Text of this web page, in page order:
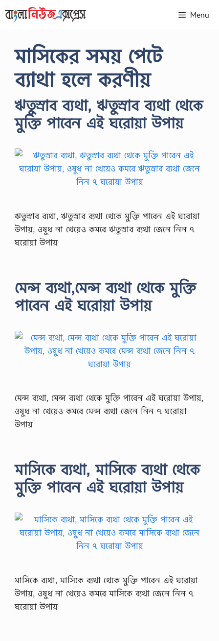
to
Menu
মাসিকের সময় পেটে
ব্যাথা হলে করণীয়
ঋতুস্রাব ব্যথা, ঋতুস্রাব ব্যথা থেকে
মুক্তি পাবেন এই ঘরোয়া উপায়
ঋতুস্রাব ব্যথা, ঋতুস্রাব ব্যথা থেকে মুক্তি পাবেন এই ঘরোয়া
উপায়, ওষুধ না খেয়েও কমবে ঋতুস্রাব ব্যথা জেনে নিন ৭
ঘরোয়া উপায়
মেন্স ব্যথা,মেন্স ব্যথা থেকে মুক্তি
পাবেন এই ঘরোয়া উপায়
মেন্স ব্যথা, মেন্স ব্যথা থেকে মুক্তি পাবেন এই ঘরোয়া উপায়,
ওষুধ না খেয়েও কমবে মেন্স ব্যথা জেনে নিন ৭ ঘরোয়া
উপায়
মাসিকে ব্যথা, মাসিকে ব্যথা থেকে
মুক্তি পাবেন এই ঘরোয়া উপায়
মাসিকে ব্যথা, মাসিকে ব্যথা থেকে মুক্তি পাবেন এই ঘরোয়া
উপায়, ওষুধ না খেয়েও কমবে মাসিকে ব্যথা জেনে নিন ৭
ঘরোয়া উপায়